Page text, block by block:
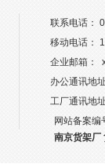
联系电话：
移动电话：
企业邮箱：
办公通讯地
工厂通讯地
网站备案编
南京货架厂